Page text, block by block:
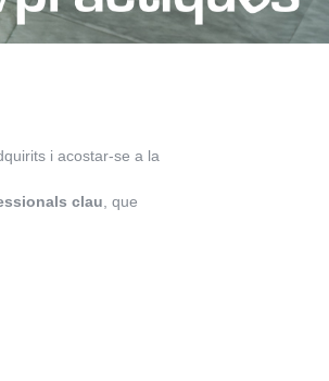
i acostar-se a la
clau , que